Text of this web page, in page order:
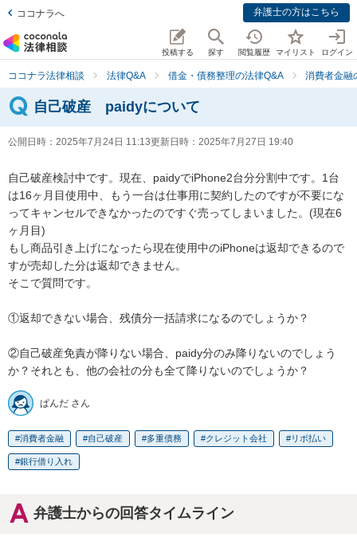
ココナラへ 弁護士の方はこちら
投稿する 探す 閲覧履歴 マイリスト ログイン
ココナラ法律相談 法律Q&A 借金・債務整理の法律Q&A 消費者金融
自己破産 paidyについて
公開日時： 2025年7月24日 11:13更新日時： 2025年7月27日 19:40
自己破産検討中です。現在、paidyでiPhone2台分分割中です。1台
は16ヶ月目使用中、もう一台は仕事用に契約したのですが不要にな
ってキャンセルできなかったのですぐ売ってしまいました。(現在6
ヶ月目)
もし商品引き上げになったら現在使用中のiPhoneは返却できるので
すが売却した分は返却できません。
そこで質問です。
①返却できない場合、残債分一括請求になるのでしょうか？
②自己破産免責が降りない場合、paidy分のみ降りないのでしょう
か？それとも、他の会社の分も全て降りないのでしょうか？
ぱんだ さん
消費者金融 自己破産 多重債務 クレジット会社 リボ払い
銀行借り入れ
弁護士からの回答タイムライン